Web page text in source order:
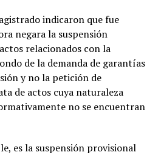
indicaron que fue
negara la suspensión
relacionados con la
de la demanda de garantías
y no la petición de
de actos cuya naturaleza
no se encuentran
es la suspensión provisional